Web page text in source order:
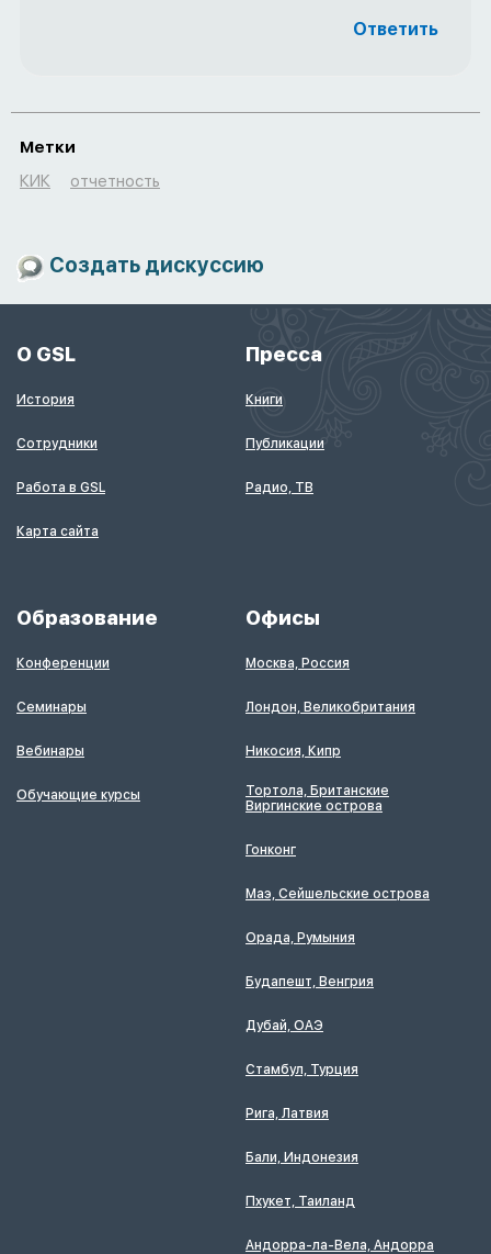
Ответить
Метки
КИК
отчетность
Создать дискуссию
О GSL
История
Сотрудники
Работа в GSL
Карта сайта
Пресса
Книги
Публикации
Радио, ТВ
Образование
Конференции
Семинары
Вебинары
Обучающие курсы
Офисы
Москва, Россия
Лондон, Великобритания
Никосия, Кипр
Тортола, Британские
Виргинские острова
Гонконг
Маэ, Сейшельские острова
Орада, Румыния
Будапешт, Венгрия
Дубай, ОАЭ
Стамбул, Турция
Рига, Латвия
Бали, Индонезия
Пхукет, Таиланд
Андорра-ла-Вела, Андорра